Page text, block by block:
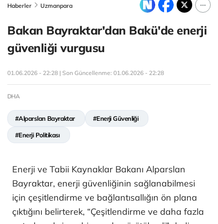
Haberler Uzmanpara
Bakan Bayraktar'dan Bakü'de enerji
güvenliği vurgusu
01.06.2026 - 22:28 | Son Güncellenme: 01.06.2026 - 22:28
DHA
#Alparslan Bayraktar #Enerji Güvenliği
#Enerji Politikası
Enerji ve Tabii Kaynaklar Bakanı Alparslan
Bayraktar, enerji güvenliğinin sağlanabilmesi
için çeşitlendirme ve bağlantısallığın ön plana
çıktığını belirterek, “Çeşitlendirme ve daha fazla